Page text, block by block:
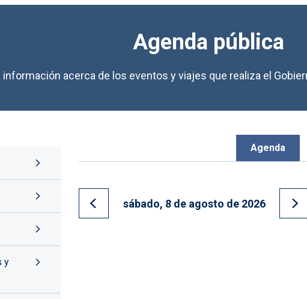
Agenda pública
acerca de los eventos y viajes que realiza el
y
Agenda
Ir al día anterior
sábado, 8 de agosto de 2026
Ir